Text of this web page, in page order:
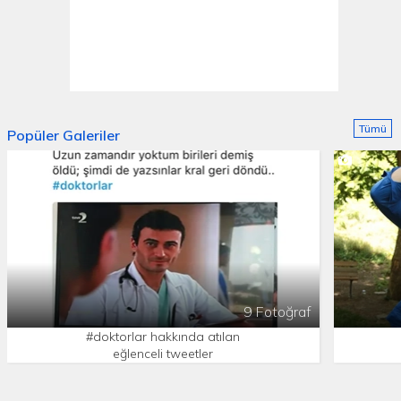
Popüler Galeriler
9 Fotoğraf
#doktorlar hakkında atılan
eğlenceli tweetler
Tümü